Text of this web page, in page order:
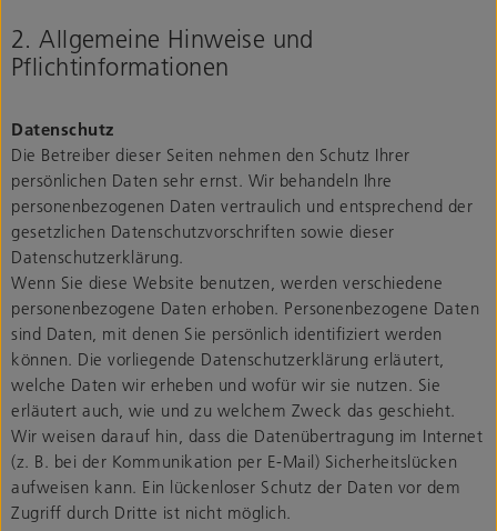
2. Allgemeine Hinweise und
Pflichtinformationen
Datenschutz
Die Betreiber dieser Seiten nehmen den Schutz Ihrer
persönlichen Daten sehr ernst. Wir behandeln Ihre
personenbezogenen Daten vertraulich und entsprechend der
gesetzlichen Datenschutzvorschriften sowie dieser
Datenschutzerklärung.
Wenn Sie diese Website benutzen, werden verschiedene
personenbezogene Daten erhoben. Personenbezogene Daten
sind Daten, mit denen Sie persönlich identifiziert werden
können. Die vorliegende Datenschutzerklärung erläutert,
welche Daten wir erheben und wofür wir sie nutzen. Sie
erläutert auch, wie und zu welchem Zweck das geschieht.
Wir weisen darauf hin, dass die Datenübertragung im Internet
(z. B. bei der Kommunikation per E-Mail) Sicherheitslücken
aufweisen kann. Ein lückenloser Schutz der Daten vor dem
Zugriff durch Dritte ist nicht möglich.